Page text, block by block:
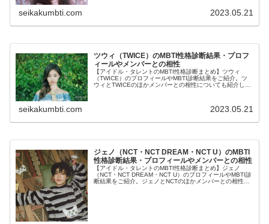
seikakumbti.com 2023.05.21
ツウィ（TWICE）のMBTI性格診断結果・プロフ
ィールやメンバーとの相性
【アイドル・タレントのMBTI性格診断まとめ】ツウィ
（TWICE）のプロフィールやMBTI診断結果をご紹介。ツ
ウィとTWICEのほかメンバーとの相性についても紹介しま
seikakumbti.com 2023.05.21
ジェノ（NCT・NCT DREAM・NCT U）のMBTI
性格診断結果・プロフィールやメンバーとの相性
【アイドル・タレントのMBTI性格診断まとめ】ジェノ
（NCT・NCT DREAM・NCT U）のプロフィールやMBTI診
断結果をご紹介。ジェノとNCTのほかメンバーとの相性に